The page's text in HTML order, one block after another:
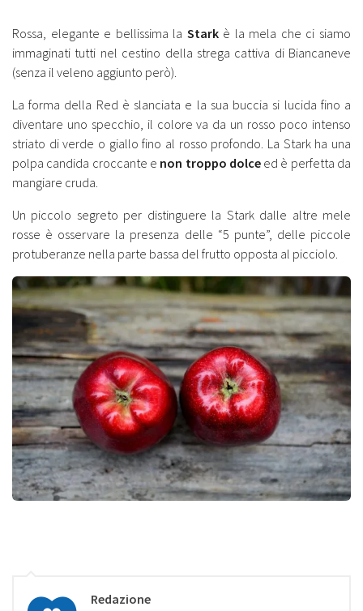
Rossa, elegante e bellissima la Starkè la mela che ci siamo
immaginati tutti nel cestino della strega cattiva di Biancaneve
(senza il veleno aggiunto però).
La forma della Red è slanciata e la sua buccia si lucida fino a
diventare uno specchio, il colore va da un rosso poco intenso
striato di verde o giallo fino al rosso profondo. La Stark ha una
polpa candida croccante e non troppo dolceed è perfetta da
mangiare cruda.
Un piccolo segreto per distinguere la Stark dalle altre mele
rosse è osservare la presenza delle “5 punte”, delle piccole
protuberanze nella parte bassa del frutto opposta al picciolo.
Redazione